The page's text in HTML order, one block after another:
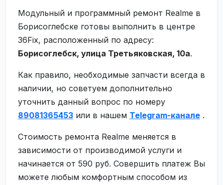
Модульный и программный ремонт Realme в
Борисоглебске готовы выполнить в центре
36Fix, расположенный по адресу:
Борисоглебск, улица Третьяковская, 10а.
Как правило, необходимые запчасти всегда в
наличии, но советуем дополнительно
уточнить данный вопрос по номеру
89081365453 или в нашем Telegram-канале .
Стоимость ремонта Realme меняется в
зависимости от производимой услуги и
начинается от 590 руб. Совершить платеж Вы
можете любым комфортным способом из